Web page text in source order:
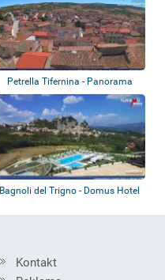
Petrella Tifernina - Panorama
Bagnoli del Trigno - Domus Hotel
Kontakt